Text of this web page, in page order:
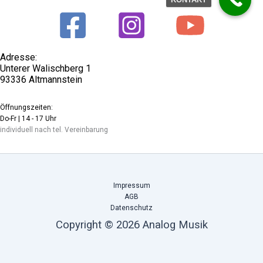
Adresse:
Unterer Walischberg 1
93336 Altmannstein
Öffnungszeiten:
Do-Fr | 14 - 17 Uhr
individuell nach tel. Vereinbarung
Impressum
AGB
Datenschutz
Copyright © 2026 Analog Musik